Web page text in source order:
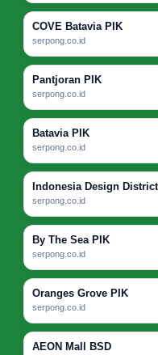
COVE Batavia PIK
serpong.co.id
Pantjoran PIK
serpong.co.id
Batavia PIK
serpong.co.id
Indonesia Design District
serpong.co.id
By The Sea PIK
serpong.co.id
Oranges Grove PIK
serpong.co.id
AEON Mall BSD